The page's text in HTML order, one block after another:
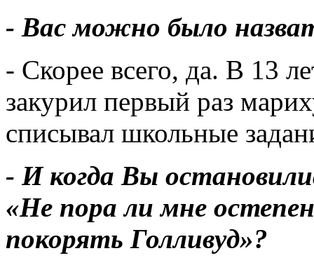
- Вас можно было
- Скорее всего, да. В 13
закурил первый раз
списывал школьные
- И когда Вы
«Не пора ли мне
покорять Голливуд»?